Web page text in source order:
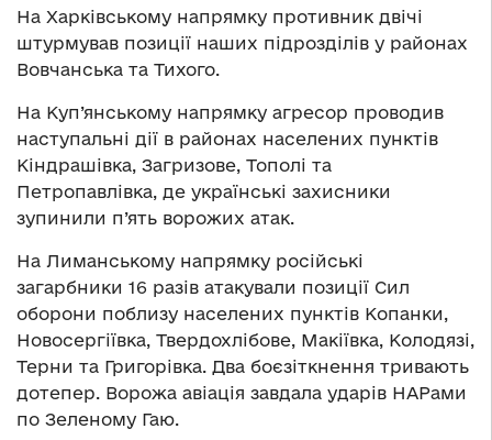
На Харківському напрямку противник двічі
штурмував позиції наших підрозділів у районах
Вовчанська та Тихого.
На Куп’янському напрямку агресор проводив
наступальні дії в районах населених пунктів
Кіндрашівка, Загризове, Тополі та
Петропавлівка, де українські захисники
зупинили п’ять ворожих атак.
На Лиманському напрямку російські
загарбники 16 разів атакували позиції Сил
оборони поблизу населених пунктів Копанки,
Новосергіївка, Твердохлібове, Макіївка, Колодязі,
Терни та Григорівка. Два боєзіткнення тривають
дотепер. Ворожа авіація завдала ударів НАРами
по Зеленому Гаю.